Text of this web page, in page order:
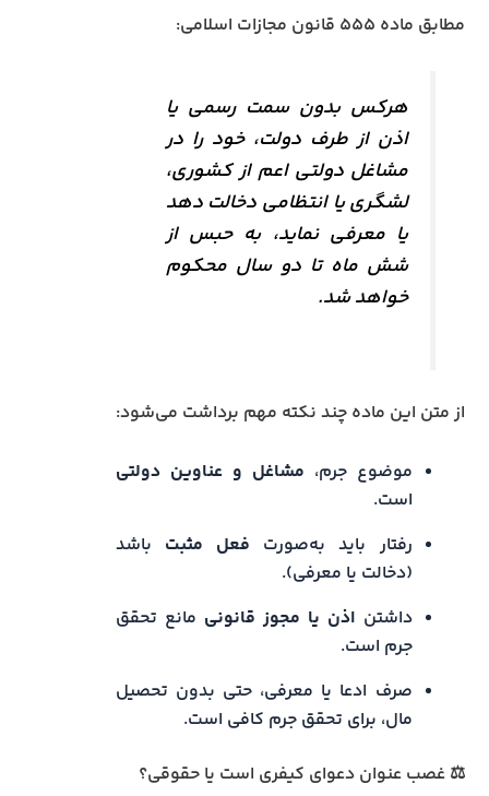
مطابق ماده ۵۵۵ قانون مجازات اسلامی:
هرکس بدون سمت رسمی یا
اذن از طرف دولت، خود را در
مشاغل دولتی اعم از کشوری،
لشگری یا انتظامی دخالت دهد
یا معرفی نماید، به حبس از
شش ماه تا دو سال محکوم
خواهد شد.
از متن این ماده چند نکته مهم برداشت می‌شود:
موضوع جرم، مشاغل و عناوین دولتی
است.
رفتار باید به‌صورت فعل مثبت باشد
(دخالت یا معرفی).
داشتن اذن یا مجوز قانونی مانع تحقق
جرم است.
صرف ادعا یا معرفی، حتی بدون تحصیل
مال، برای تحقق جرم کافی است.
⚖️ غصب عنوان دعوای کیفری است یا حقوقی؟